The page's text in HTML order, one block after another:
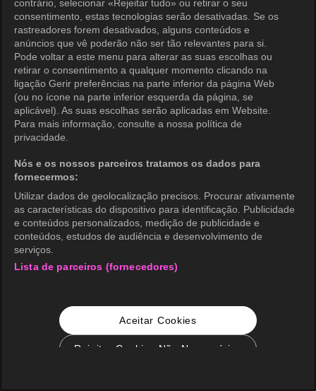
contrário, selecionar «Rejeitar tudo» ou retirar o seu
consentimento, estas tecnologias serão desativadas. Se os
rastreadores forem desativados, alguns conteúdos e
anúncios que vê poderão não ser tão relevantes para si.
Pode voltar a este menu para alterar as suas escolhas ou
retirar o consentimento a qualquer momento clicando na
ligação Gerir preferências na parte inferior da página Web
(ou no ícone na parte inferior esquerda da página, se
aplicável). As suas escolhas serão aplicadas em Website.
Para mais informação, consulte a nossa política de
privacidade.
Nós e os nossos parceiros tratamos os dados para
fornecermos:
Utilizar dados de geolocalização precisos. Procurar ativamente
as características do dispositivo para identificação. Publicidade
e conteúdos personalizados, medição de publicidade e
conteúdos, estudos de audiência e desenvolvimento de
serviços.
Lista de parceiros (fornecedores)
Aceitar Cookies
Rejeitar Cookies Não Necessários